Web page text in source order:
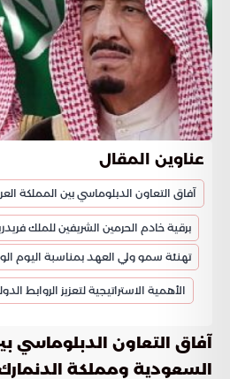
عناوين المقال
برقية خادم الحرمين الشريفين للملك
تهنئة سمو ولي العهد بمناسبة اليوم
الأهمية الاستراتيجية لتعزيز الروابط
آفاق التعاون الدبلوماسي
السعودية ومملكة